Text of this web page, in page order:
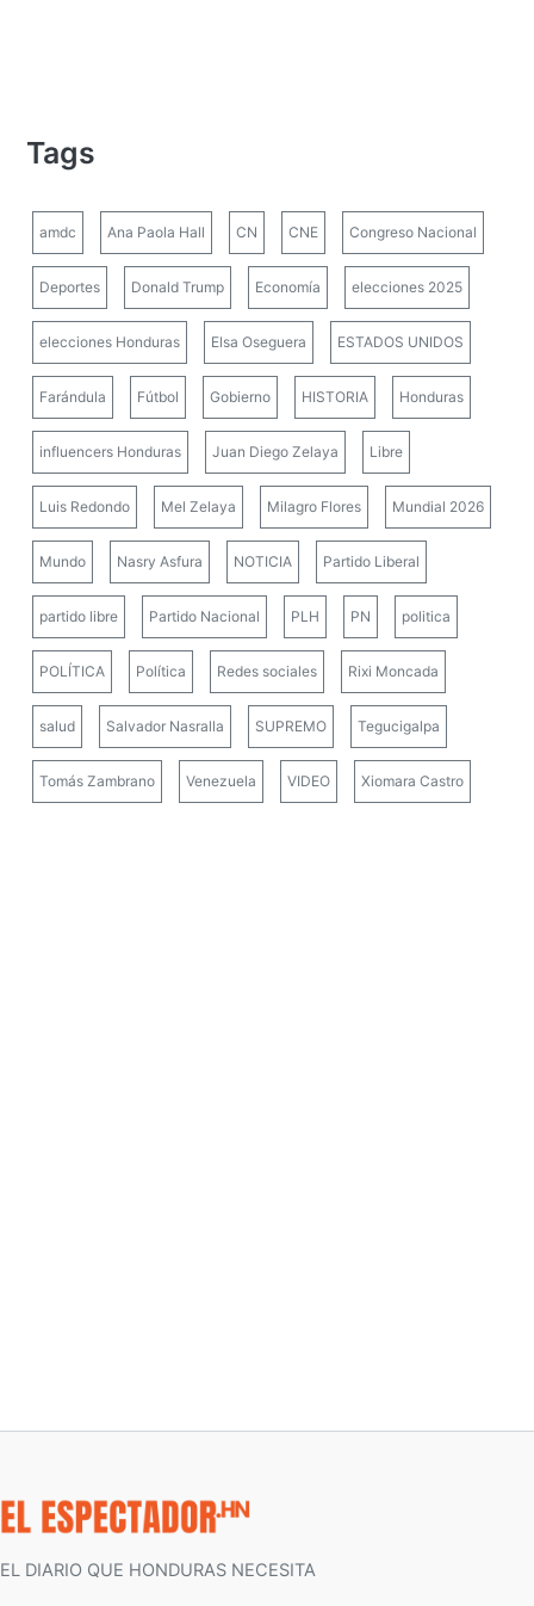
Tags
amdc Ana Paola Hall CN CNE Congreso Nacional
Deportes Donald Trump Economía elecciones 2025
elecciones Honduras Elsa Oseguera ESTADOS UNIDOS
Farándula Fútbol Gobierno HISTORIA Honduras
influencers Honduras Juan Diego Zelaya Libre
Luis Redondo Mel Zelaya Milagro Flores Mundial 2026
Mundo Nasry Asfura NOTICIA Partido Liberal
partido libre Partido Nacional PLH PN politica
POLÍTICA Política Redes sociales Rixi Moncada
salud Salvador Nasralla SUPREMO Tegucigalpa
Tomás Zambrano Venezuela VIDEO Xiomara Castro
EL DIARIO QUE HONDURAS NECESITA